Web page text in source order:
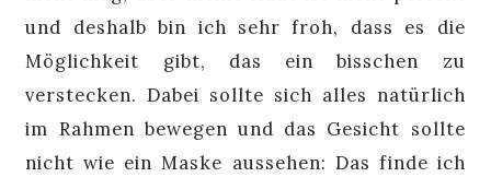
und deshalb bin ich sehr froh, dass es die
Möglichkeit gibt, das ein bisschen zu
verstecken. Dabei sollte sich alles natürlich
im Rahmen bewegen und das Gesicht sollte
nicht wie ein Maske aussehen: Das finde ich